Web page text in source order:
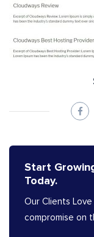
Start
Today.
Our Clients
compromise on